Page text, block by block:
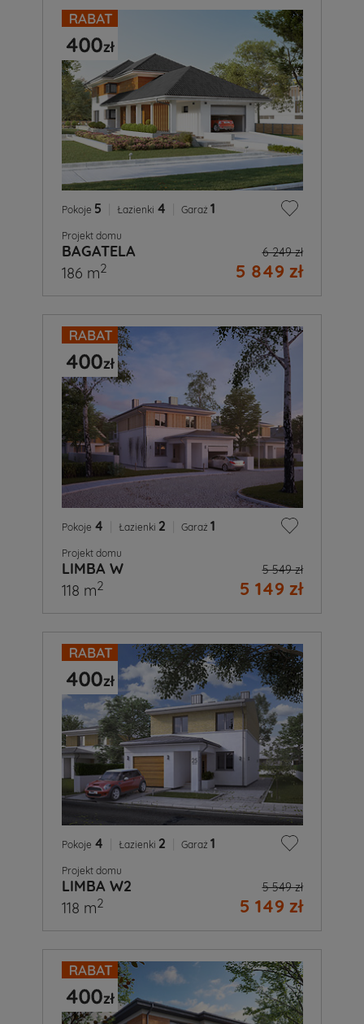
Pokoje 5 Łazienki 4 Garaż 1
Projekt domu
BAGATELA 6 249 zł
5 849 zł
186 m2
Pokoje 4 Łazienki 2 Garaż 1
Projekt domu
LIMBA W 5 549 zł
5 149 zł
118 m2
Pokoje 4 Łazienki 2 Garaż 1
Projekt domu
LIMBA W2 5 549 zł
5 149 zł
118 m2